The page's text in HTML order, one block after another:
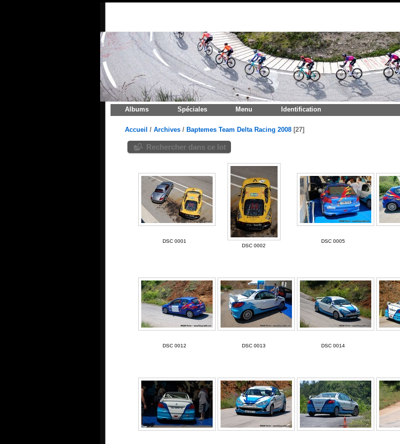
Albums Spéciales Menu Identification
Accueil / Archives/ Baptemes Team Delta Racing 2008 27
Rechercher dans ce lot
DSC 0001
DSC 0002
DSC 0005
DSC 0012 DSC 0013 DSC 0014